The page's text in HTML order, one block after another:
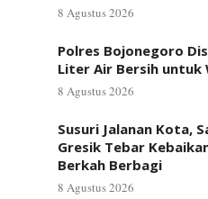
8 Agustus 2026
Polres Bojonegoro
Liter Air Bersih untuk
8 Agustus 2026
Susuri Jalanan Kota,
Gresik Tebar
Berkah Berbagi
8 Agustus 2026